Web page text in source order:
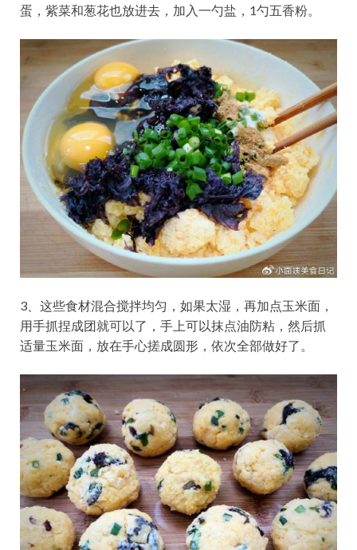
蛋，紫菜和葱花也放进去，加入一勺盐，1勺五香粉。
3、这些食材混合搅拌均匀，如果太湿，再加点玉米面，
用手抓捏成团就可以了，手上可以抹点油防粘，然后抓
适量玉米面，放在手心搓成圆形，依次全部做好了。